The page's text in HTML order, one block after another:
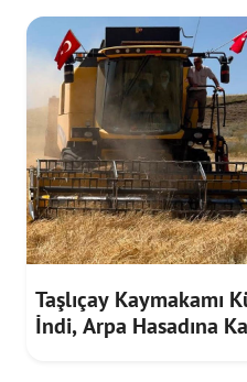
Taşlıçay Kaymakamı
İndi, Arpa Hasadına